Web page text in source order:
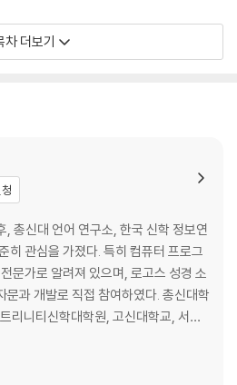
차 더보기
, 총신대 언어 연구소, 한국 신학 정보연
히 관심을 가졌다. 특히 컴퓨터 프로그
문가로 알려져 있으며, 로고스 성경 소
문과 개발로 직접 참여하였다. 총신대학
리니티신학대학원, 고신대학교, 서울
러 학교와 아카데미에서 성경 원어와
. 현재 하늘샘 교회 담임목사, 총신대